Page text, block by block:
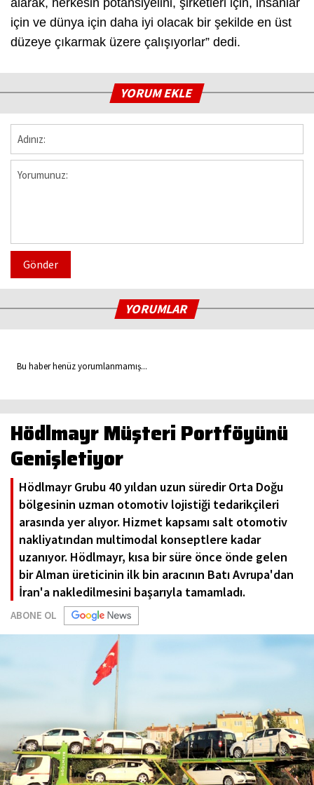
alarak, herkesin potansiyelini, şirketleri için, insanlar
için ve dünya için daha iyi olacak bir şekilde en üst
düzeye çıkarmak üzere çalışıyorlar” dedi.
YORUM EKLE
Gönder
YORUMLAR
Bu haber henüz yorumlanmamış...
Hödlmayr Müşteri Portföyünü
Genişletiyor
Hödlmayr Grubu 40 yıldan uzun süredir Orta Doğu
bölgesinin uzman otomotiv lojistiği tedarikçileri
arasında yer alıyor. Hizmet kapsamı salt otomotiv
nakliyatından multimodal konseptlere kadar
uzanıyor. Hödlmayr, kısa bir süre önce önde gelen
bir Alman üreticinin ilk bin aracının Batı Avrupa'dan
İran'a nakledilmesini başarıyla tamamladı.
ABONE OL